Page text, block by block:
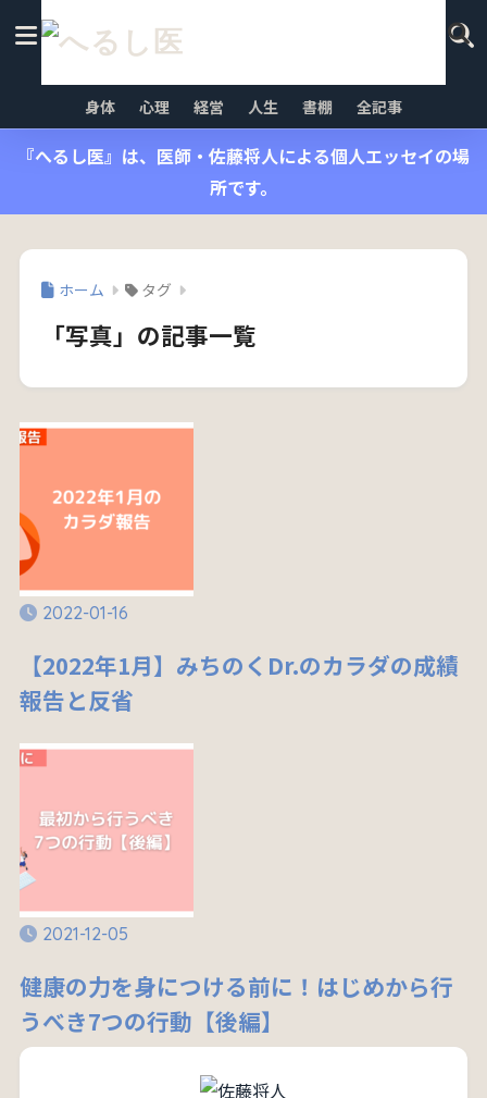
身体 心理 経営 人生 書棚 全記事
『へるし医』は、医師・佐藤将人による個人エッセイの場
所です。
ホーム タグ
「写真」の記事一覧
2022-01-16
【2022年1月】みちのくDr.のカラダの成績
報告と反省
2021-12-05
健康の力を身につける前に！はじめから行
うべき7つの行動【後編】